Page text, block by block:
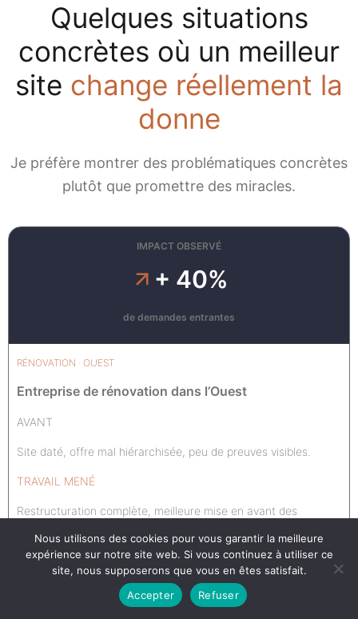
Quelques situations
concrètes où un meilleur
site change réellement la
donne
Je préfère montrer des problématiques concrètes
plutôt que promettre des miracles.
IMPACT OBSERVÉ
+ 40%
de demandes entrantes
RÉNOVATION · OUEST
Entreprise de rénovation dans l’Ouest
AVANT
Site daté, offre mal hiérarchisée, peu de preuves visibles.
TRAVAIL MENÉ
Restructuration complète, meilleure mise en avant des
IMPACT OBSERVÉ
+ 65%
Nous utilisons des cookies pour vous garantir la meilleure
expérience sur notre site web. Si vous continuez à utiliser ce
site, nous supposerons que vous en êtes satisfait.
Accepter
Refuser